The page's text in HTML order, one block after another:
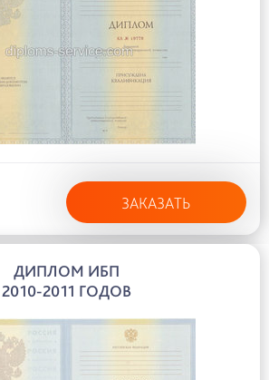
ЗАКАЗАТЬ
ДИПЛОМ ИБП
2010-2011 ГОДОВ